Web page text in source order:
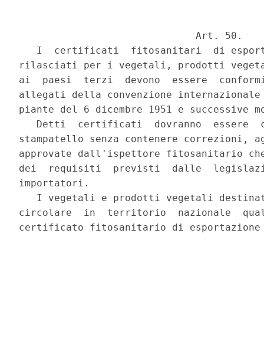
                              Art. 50.
I  certificati  fitosanitari  di
rilasciati per i vegetali, prodotti
ai  paesi  terzi  devono  essere
allegati della convenzione
piante del 6 dicembre 1951 e successive
Detti  certificati  dovranno  essere
stampatello senza contenere correzioni,
approvate dall'ispettore fitosanitario
dei  requisiti  previsti  dalle
importatori.
I vegetali e prodotti vegetali
circolare  in  territorio  nazionale